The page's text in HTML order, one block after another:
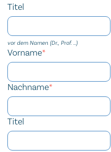
Titel
vor dem Namen (Dr., Prof. ...)
Vorname*
Nachname*
Titel